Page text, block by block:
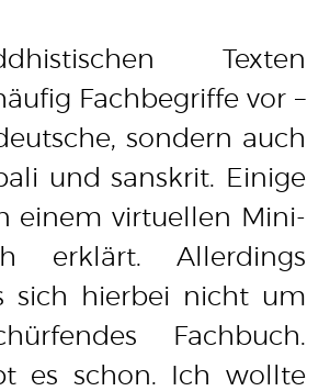
Texten
Fachbegriffe vor –
sondern auch
und sanskrit. Einige
einem virtuellen Mini-
erklärt. Allerdings
sich hierbei nicht um
Fachbuch.
es schon. Ich wollte